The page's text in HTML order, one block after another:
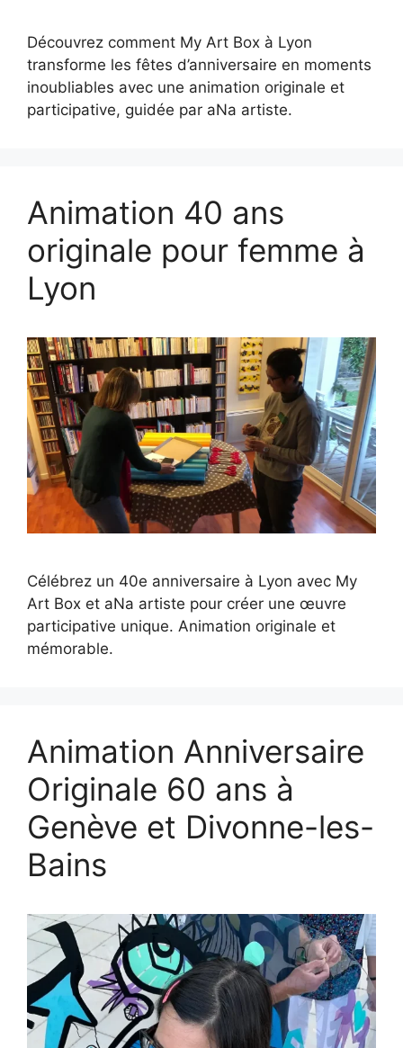
Découvrez comment My Art Box à Lyon
transforme les fêtes d’anniversaire en moments
inoubliables avec une animation originale et
participative, guidée par aNa artiste.
Animation 40 ans
originale pour femme à
Lyon
Célébrez un 40e anniversaire à Lyon avec My
Art Box et aNa artiste pour créer une œuvre
participative unique. Animation originale et
mémorable.
Animation Anniversaire
Originale 60 ans à
Genève et Divonne-les-
Bains